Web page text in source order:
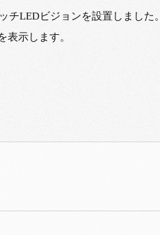
LEDビジョンを設置しました。
表示します。